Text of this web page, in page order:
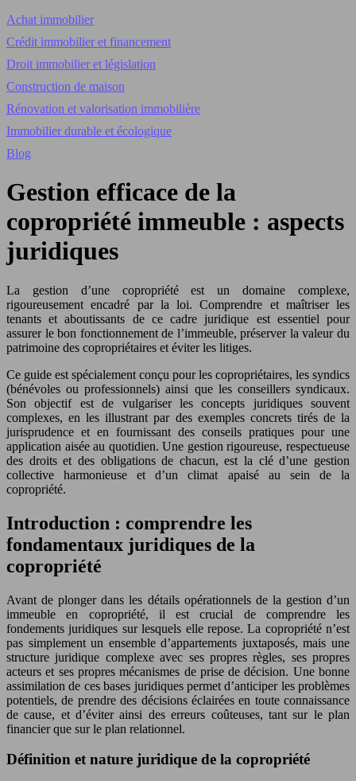
Achat immobilier
Crédit immobilier et financement
Droit immobilier et législation
Construction de maison
Rénovation et valorisation immobilière
Immobilier durable et écologique
Blog
Gestion efficace de la
copropriété immeuble : aspects
juridiques
La gestion d’une copropriété est un domaine complexe,
rigoureusement encadré par la loi. Comprendre et maîtriser les
tenants et aboutissants de ce cadre juridique est essentiel pour
assurer le bon fonctionnement de l’immeuble, préserver la valeur du
patrimoine des copropriétaires et éviter les litiges.
Ce guide est spécialement conçu pour les copropriétaires, les syndics
(bénévoles ou professionnels) ainsi que les conseillers syndicaux.
Son objectif est de vulgariser les concepts juridiques souvent
complexes, en les illustrant par des exemples concrets tirés de la
jurisprudence et en fournissant des conseils pratiques pour une
application aisée au quotidien. Une gestion rigoureuse, respectueuse
des droits et des obligations de chacun, est la clé d’une gestion
collective harmonieuse et d’un climat apaisé au sein de la
copropriété.
Introduction : comprendre les
fondamentaux juridiques de la
copropriété
Avant de plonger dans les détails opérationnels de la gestion d’un
immeuble en copropriété, il est crucial de comprendre les
fondements juridiques sur lesquels elle repose. La copropriété n’est
pas simplement un ensemble d’appartements juxtaposés, mais une
structure juridique complexe avec ses propres règles, ses propres
acteurs et ses propres mécanismes de prise de décision. Une bonne
assimilation de ces bases juridiques permet d’anticiper les problèmes
potentiels, de prendre des décisions éclairées en toute connaissance
de cause, et d’éviter ainsi des erreurs coûteuses, tant sur le plan
financier que sur le plan relationnel.
Définition et nature juridique de la copropriété